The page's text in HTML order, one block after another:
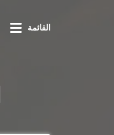
القائمة